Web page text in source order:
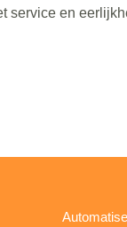
service en